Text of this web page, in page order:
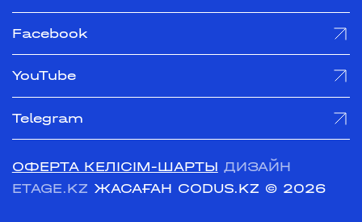
Facebook
YouTube
Telegram
ОФЕРТА КЕЛІСІМ-ШАРТЫ ДИЗАЙН
ETAGE.KZ ЖАСАҒАН CODUS.KZ © 2026